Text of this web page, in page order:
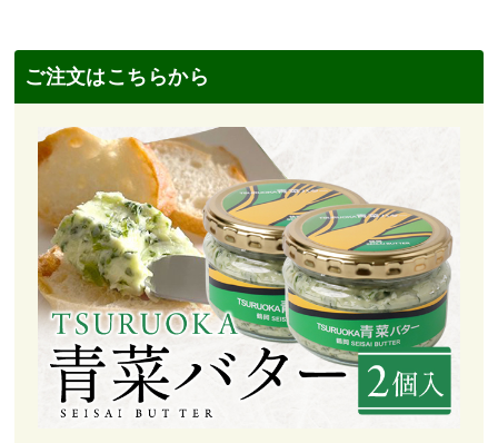
ご注文はこちらから